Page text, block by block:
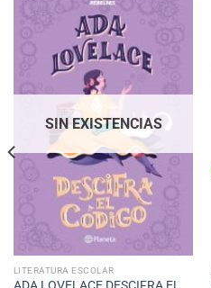
SIN EXISTENCIAS
LITERATURA ESCOLAR